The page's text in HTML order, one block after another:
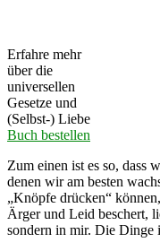
Erfahre mehr
über die
universellen
Gesetze und
(Selbst-) Liebe
Buch bestellen
Zum einen ist es so, dass
denen wir am besten
„Knöpfe drücken“
Ärger und Leid beschert,
sondern in mir. Die Dinge